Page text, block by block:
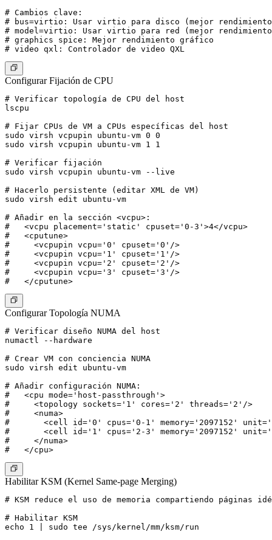
# Cambios clave:
# bus=virtio: Usar virtio para disco (mejor
# model=virtio: Usar virtio para red (mejor
# graphics spice: Mejor rendimiento gráfico
Configurar Fijación de CPU
# Verificar topología de CPU del host
lscpu
# Fijar CPUs de VM a CPUs específicas del host
sudo virsh vcpupin ubuntu-vm 0 0
sudo virsh vcpupin ubuntu-vm 1 1
# Verificar fijación
sudo virsh vcpupin ubuntu-vm --live
# Hacerlo persistente (editar XML de VM)
sudo virsh edit ubuntu-vm
# Añadir en la sección <vcpu>:
#   <vcpu placement='static' cpuset='0-3'>4</vcpu>
#   <cputune>
#     <vcpupin vcpu='0' cpuset='0'/>
#     <vcpupin vcpu='1' cpuset='1'/>
#     <vcpupin vcpu='2' cpuset='2'/>
#     <vcpupin vcpu='3' cpuset='3'/>
Configurar Topología NUMA
# Verificar diseño NUMA del host
numactl --hardware
# Crear VM con conciencia NUMA
sudo virsh edit ubuntu-vm
# Añadir configuración NUMA:
#   <cpu mode='host-passthrough'>
#     <topology sockets='1' cores='2' threads='2'/>
#     <numa>
#       <cell id='0' cpus='0-1' memory='2097152'
#       <cell id='1' cpus='2-3' memory='2097152'
#     </numa>
Habilitar KSM (Kernel Same-page Merging)
# KSM reduce el uso de memoria compartiendo páginas
# Habilitar KSM
echo 1 | sudo tee /sys/kernel/mm/ksm/run